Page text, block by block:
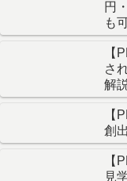
円
も
【
さ
解
【
創
【
見